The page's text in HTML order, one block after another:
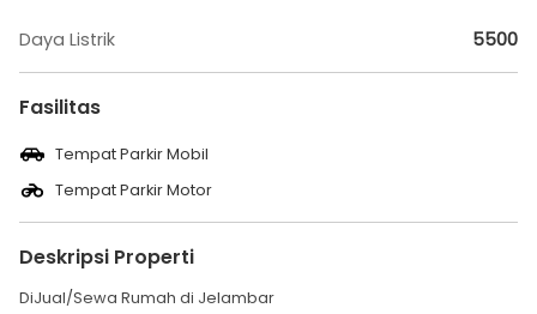
Daya Listrik 5500
Fasilitas
Tempat Parkir Mobil
Tempat Parkir Motor
Deskripsi Properti
DiJual/Sewa Rumah di Jelambar